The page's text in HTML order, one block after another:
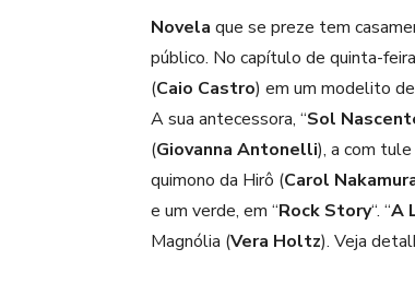
Novela que se preze tem
público. No capítulo de quinta-
(Caio Castro) em um modelito
A sua antecessora, “Sol
(Giovanna Antonelli), a com
quimono da Hirô (Carol
e um verde, em “Rock Story“. “A
Magnólia (Vera Holtz). Veja